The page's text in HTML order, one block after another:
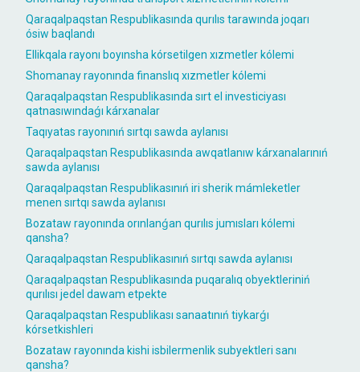
Qaraqalpaqstan Respublikasında qurılıs tarawında joqarı
ósiw baqlandı
Ellikqala rayonı boyınsha kórsetilgen xızmetler kólemi
Shomanay rayonında finanslıq xızmetler kólemi
Qaraqalpaqstan Respublikasında sırt el investiciyası
qatnasıwındaǵı kárxanalar
Taqıyatas rayonınıń sırtqı sawda aylanısı
Qaraqalpaqstan Respublikasında awqatlanıw kárxanalarınıń
sawda aylanısı
Qaraqalpaqstan Respublikasınıń iri sherik mámleketler
menen sırtqı sawda aylanısı
Bozataw rayonında orınlanǵan qurılıs jumısları kólemi
qansha?
Qaraqalpaqstan Respublikasınıń sırtqı sawda aylanısı
Qaraqalpaqstan Respublikasında puqaralıq obyektleriniń
qurılısı jedel dawam etpekte
Qaraqalpaqstan Respublikası sanaatınıń tiykarǵı
kórsetkishleri
Bozataw rayonında kishi isbilermenlik subyektleri sanı
qansha?